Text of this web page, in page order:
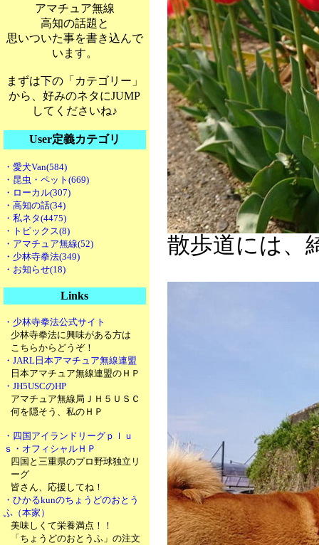
アマチュア無線
高知の話題と
思いついた事を書き込んで
います。
まずは下の「カテゴリー」
から、好みのネタにJUMP
してくださいね♪
User定義カテゴリ
・愛犬Van(584)
・昆虫・ペット(669)
・ローカル(307)
・高知の話(34)
・私ネタ(4475)
・トピックス(8)
・アマチュア無線(52)
・少林寺拳法(349)
・お知らせ(18)
Links
・少林寺拳法公式サイト
少林寺拳法に興味がある方は
こちらからどうぞ！
・JARL日本アマチュア無線連盟
日本アマチュア無線連盟のＨＰ
・JH5USCのHP
アマチュア無線局ＪＨ５ＵＳＣ
何を隠そう、私のＨＰ
・四国アイランドリーグｐｌｕ
ｓ・オフィシャルＨＰ
四国と三重県のプロ野球独立リ
ーグ
皆さん、応援してね！
・ひかるkunのちょうどのおとう
ふ（本家）
美味しくて栄養満点！！
「ちょうどのおとうふ」の注文
散歩道には、